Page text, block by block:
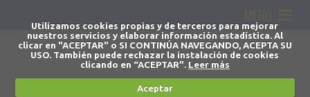
Utilizamos cookies propias y de terceros para mejorar
nuestros servicios y elaborar información estadística. Al
clicar en "ACEPTAR" o SI CONTINÚA NAVEGANDO, ACEPTA SU
USO. También puede rechazar la instalación de cookies
clicando en “ACEPTAR". Leer más
Aceptar